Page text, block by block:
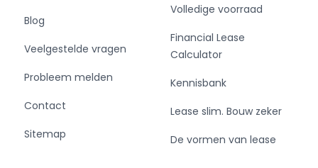
Blog
Veelgestelde vragen
Probleem melden
Contact
Sitemap
Volledige voorraad
Financial Lease
Calculator
Kennisbank
Lease slim. Bouw zeker
De vormen van lease